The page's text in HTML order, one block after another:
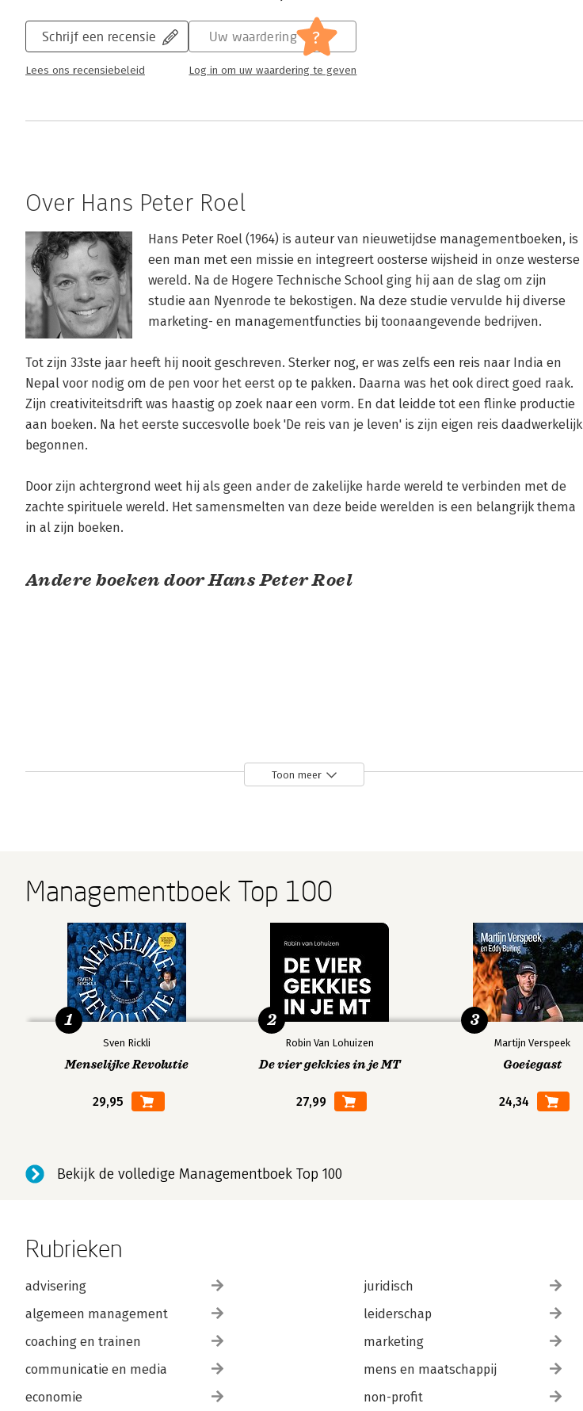
Schrijf een recensie
Lees ons recensiebeleid
Uw waardering ?
Log in om uw waardering te geven
Over Hans Peter Roel
Hans Peter Roel (1964) is auteur van nieuwetijdse managementboeken, is
een man met een missie en integreert oosterse wijsheid in onze westerse
wereld. Na de Hogere Technische School ging hij aan de slag om zijn
studie aan Nyenrode te bekostigen. Na deze studie vervulde hij diverse
marketing- en managementfuncties bij toonaangevende bedrijven.
Tot zijn 33ste jaar heeft hij nooit geschreven. Sterker nog, er was zelfs een reis naar India en
Nepal voor nodig om de pen voor het eerst op te pakken. Daarna was het ook direct goed raak.
Zijn creativiteitsdrift was haastig op zoek naar een vorm. En dat leidde tot een flinke productie
aan boeken. Na het eerste succesvolle boek 'De reis van je leven' is zijn eigen reis daadwerkelijk
begonnen.
Door zijn achtergrond weet hij als geen ander de zakelijke harde wereld te verbinden met de
zachte spirituele wereld. Het samensmelten van deze beide werelden is een belangrijk thema
in al zijn boeken.
Andere boeken door Hans Peter Roel
Ki - Kracht
Toon meer
Managementboek Top 100
Sven Rickli
Menselijke Revolutie
29,95
1
Robin Van Lohuizen
De vier gekkies in je MT
27,99
2
Martijn Verspeek
Goeiegast
24,34
3
Bekijk de volledige Managementboek Top 100
Rubrieken
advisering
algemeen management
coaching en trainen
communicatie en media
economie
juridisch
leiderschap
marketing
mens en maatschappij
non-profit